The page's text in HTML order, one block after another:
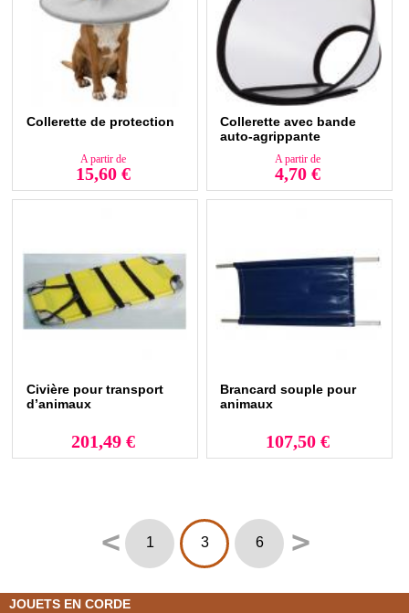
Collerette de protection
A partir de
15,60 €
Collerette avec bande
auto-agrippante
A partir de
4,70 €
Civière pour transport
d’animaux
201,49 €
Brancard souple pour
animaux
107,50 €
< 1 3 6 >
JOUETS EN CORDE